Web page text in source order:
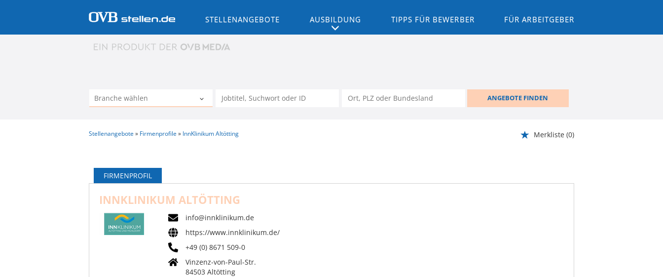
STELLENANGEBOTE AUSBILDUNG TIPPS FÜR BEWERBER FÜR ARBEITGEBER
ANGEBOTE FINDEN
Stellenangebote Firmenprofile InnKlinikum Altötting Merkliste (0)
FIRMENPROFIL
INNKLINIKUM ALTÖTTING
info@innklinikum.de
https://www.innklinikum.de/
+49 (0) 8671 509-0
Vinzenz-von-Paul-Str.
84503 Altötting